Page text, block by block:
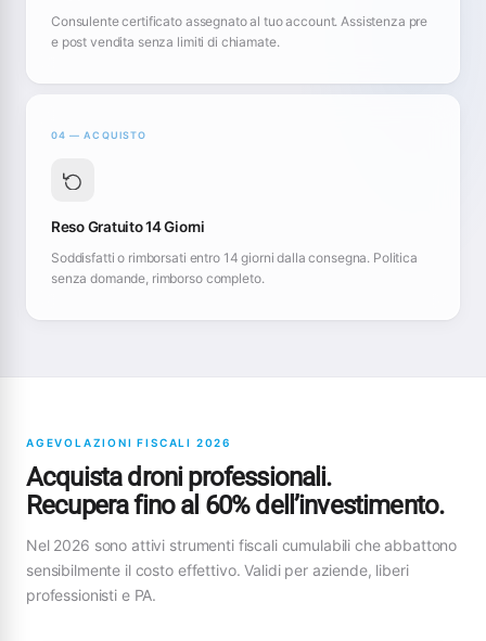
Consulente certificato assegnato al tuo account. Assistenza pre
e post vendita senza limiti di chiamate.
04 — ACQUISTO
Reso Gratuito 14 Giorni
Soddisfatti o rimborsati entro 14 giorni dalla consegna. Politica
senza domande, rimborso completo.
AGEVOLAZIONI FISCALI 2026
Acquista droni professionali.
Recupera fino al 60% dell’investimento.
Nel 2026 sono attivi strumenti fiscali cumulabili che abbattono
sensibilmente il costo effettivo. Validi per aziende, liberi
professionisti e PA.